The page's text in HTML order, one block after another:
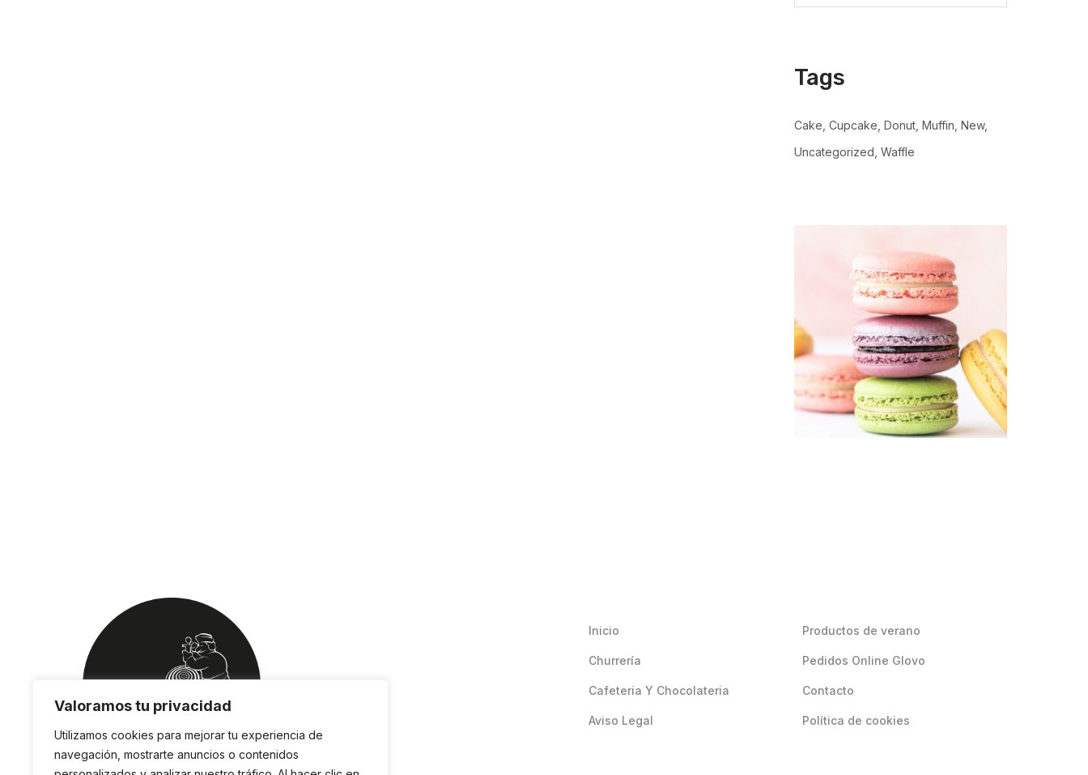
Valoramos tu privacidad
Utilizamos cookies para mejorar tu experiencia de
navegación, mostrarte anuncios o contenidos
Tags
Cake Cupcake Donut Muffin New
Uncategorized Waffle
Inicio
Churrería
Cafeteria Y Chocolateria
Aviso Legal
Productos de verano
Pedidos Online Glovo
Contacto
Política de cookies